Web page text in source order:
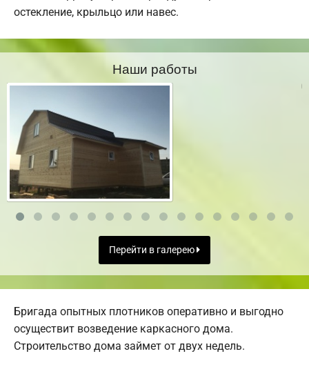
остекление, крыльцо или навес.
Наши работы
Перейти в галерею
Бригада опытных плотников оперативно и выгодно
осуществит возведение каркасного дома.
Строительство дома займет от двух недель.